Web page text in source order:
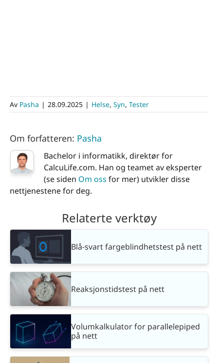
Av Pasha | 28.09.2025 | Helse, Syn, Tester
Om forfatteren: Pasha
Bachelor i informatikk, direktør for
CalcuLife.com. Han og teamet av eksperter
(se siden Om oss for mer) utvikler disse
nettjenestene for deg.
Relaterte verktøy
Blå-svart fargeblindhetstest på nett
Reaksjonstidstest på nett
Volumkalkulator for parallelepiped
på nett